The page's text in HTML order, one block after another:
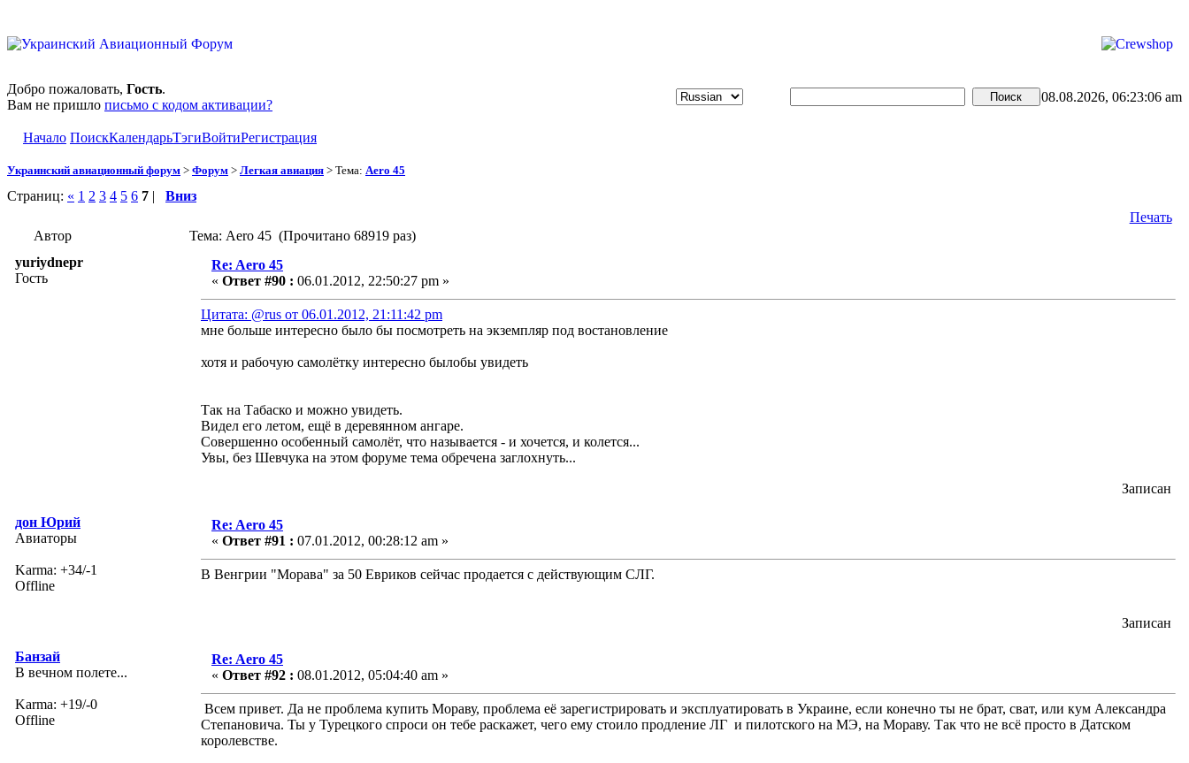
Добро пожаловать, Гость.
Вам не пришло письмо с кодом активации?
08.08.2026, 06:23:06 am
Начало ПоискКалендарьТэгиВойтиРегистрация
Украинский авиационный форум > Форум > Легкая авиация > Тема: Aero 45
Страниц: « 1 2 3 4 5 6 7 | Вниз
Печать
Автор
Тема: Aero 45 (Прочитано 68919 раз)
yuriydnepr
Гость
Re: Aero 45
« Ответ #90 : 06.01.2012, 22:50:27 pm »
Цитата: @rus от 06.01.2012, 21:11:42 pm
мне больше интересно было бы посмотреть на экземпляр под востановление
хотя и рабочую самолётку интересно былобы увидеть
Так на Табаско и можно увидеть.
Видел его летом, ещё в деревянном ангаре.
Совершенно особенный самолёт, что называется - и хочется, и колется...
Увы, без Шевчука на этом форуме тема обречена заглохнуть...
Записан
дон Юрий
Авиаторы
Karma: +34/-1
Offline
Re: Aero 45
« Ответ #91 : 07.01.2012, 00:28:12 am »
В Венгрии "Морава" за 50 Евриков сейчас продается с действующим СЛГ.
Записан
Банзай
В вечном полете...
Karma: +19/-0
Offline
Re: Aero 45
« Ответ #92 : 08.01.2012, 05:04:40 am »
Всем привет. Да не проблема купить Мораву, проблема её зарегистрировать и эксплуатировать в Украине, если конечно ты не брат, сват, или кум Александра
Степановича. Ты у Турецкого спроси он тебе раскажет, чего ему стоило продление ЛГ и пилотского на МЭ, на Мораву. Так что не всё просто в Датском
королевстве.